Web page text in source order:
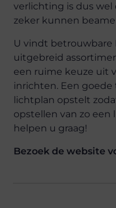
verlichting is dus
zeker kunnen
U vindt
uitgebreid
een ruime keuze uit
inrichten. Een
lichtplan opstelt
opstellen van zo
helpen u graag!
Bezoek de website